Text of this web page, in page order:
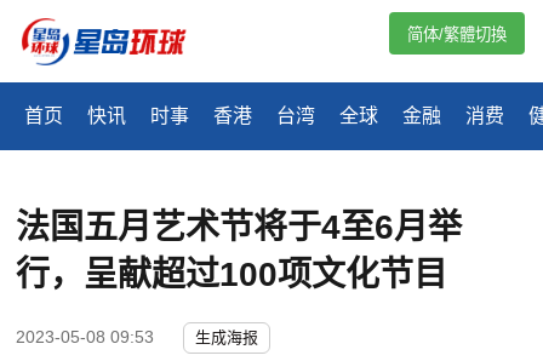
首页 快讯 时事 香港 台湾 全球 金融 消费
简体/繁體切換
法国五月艺术节将于4至6月举
行，呈献超过100项文化节目
2023-05-08 09:53 生成海报